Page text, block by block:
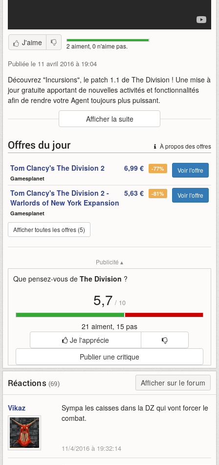
J'aime 2 aiment, 0 n'aime pas.
Publiée le 11 avril 2016 à 19:04
Découvrez "Incursions", le patch 1.1 de The Division ! Une mise à
jour gratuite apportant de nouvelles activités et fonctionnalités
afin de rendre votre Agent toujours plus puissant.
Auteur
: Naio'
Mots-clefs
bande-annonce gratuit
premier the the-division ubisoft
Afficher la suite
À propos des offres
Offres du jour
Tom Clancy's The Division 2
Gamesplanet
6,99 € -77% Voir l'offre
Tom Clancy's The Division 2 -
Warlords of New York Expansion
Gamesplanet
5,63 € -81% Voir l'offre
Afficher toutes les offres (5)
Publicité ▴
Que pensez-vous de The Division ?
5,7 / 10
21 aiment, 15 pas
Je l'apprécie
Publier une critique
Réactions (69) Afficher sur le forum
Vikaz
Sympa les caisses dans la DZ qui vont forcer le
combat.
11/4/2016 à 19:32:14